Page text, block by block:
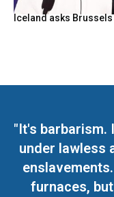
Iceland asks
"It's barbarism.
under lawless
furnaces,